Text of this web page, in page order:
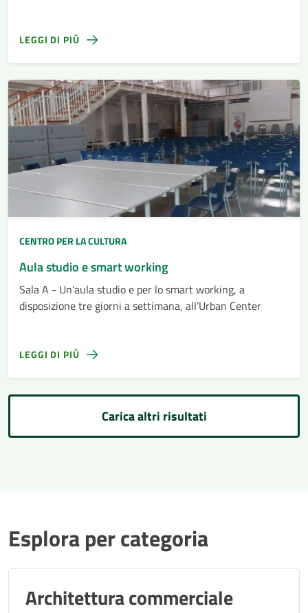
LEGGI DI PIÙ
CENTRO PER LA CULTURA
Aula studio e smart working
Sala A - Un’aula studio e per lo smart working, a
disposizione tre giorni a settimana, all’Urban Center
LEGGI DI PIÙ
Carica altri risultati
Esplora per categoria
Architettura commerciale